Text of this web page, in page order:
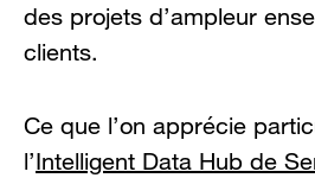
des projets d’ampleur
clients.
Ce que l’on apprécie
l’Intelligent Data Hub de